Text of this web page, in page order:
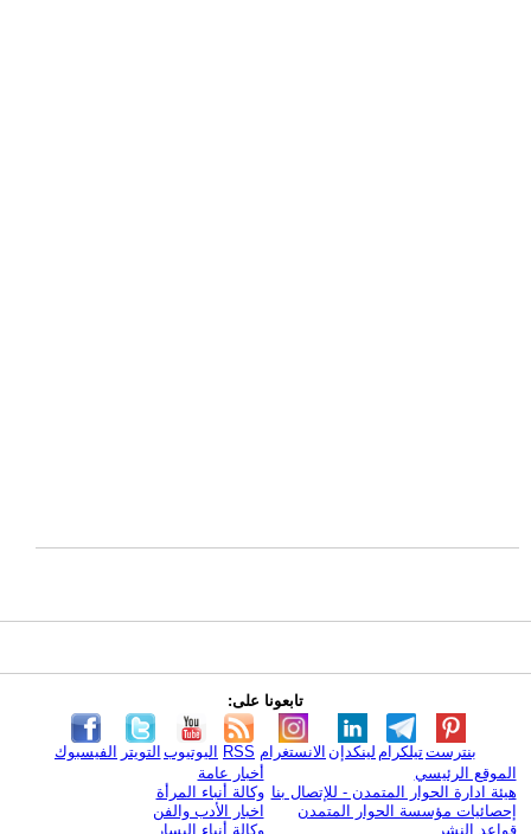
تابعونا على:
الفيسبوك التويتر اليوتيوب RSS الانستغرام لينكدإن تيلكرامبنترست
الموقع الرئيسي
هيئة ادارة الحوار المتمدن - للإتصال بنا
إحصائيات مؤسسة الحوار المتمدن
قواعد النشر
أخبار عامة
وكالة أنباء المرأة
اخبار الأدب والفن
وكالة أنباء اليسار